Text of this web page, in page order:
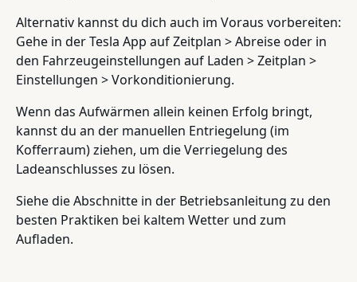
Alternativ kannst du dich auch im Voraus vorbereiten:
Gehe in der Tesla App auf Zeitplan > Abreise oder in
den Fahrzeugeinstellungen auf Laden > Zeitplan >
Einstellungen > Vorkonditionierung.
Wenn das Aufwärmen allein keinen Erfolg bringt,
kannst du an der manuellen Entriegelung (im
Kofferraum) ziehen, um die Verriegelung des
Ladeanschlusses zu lösen.
Siehe die Abschnitte in der Betriebsanleitung zu den
besten Praktiken bei kaltem Wetter und zum
Aufladen.